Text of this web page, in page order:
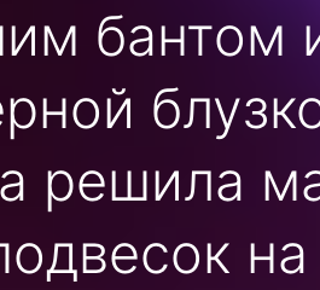
бантом
решила